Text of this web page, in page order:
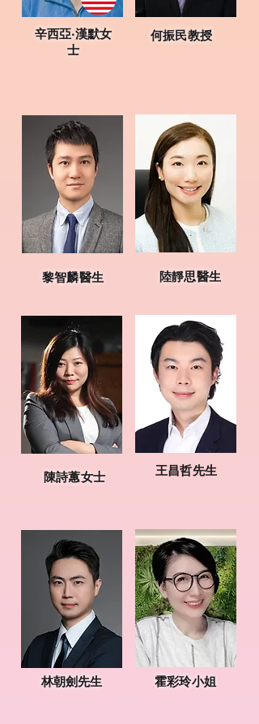
辛西亞‧漢默女
士
何振民教授
黎智麟醫生 陸靜思醫生
陳詩蕙女士 王昌哲先生
林朝劍先生 霍彩玲小姐